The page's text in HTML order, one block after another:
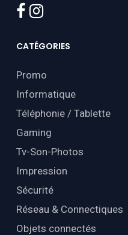
facebook
instagram
CATÉGORIES
Promo
Informatique
Téléphonie / Tablette
Gaming
Tv-Son-Photos
Impression
Sécurité
Réseau & Connectiques
Objets connectés